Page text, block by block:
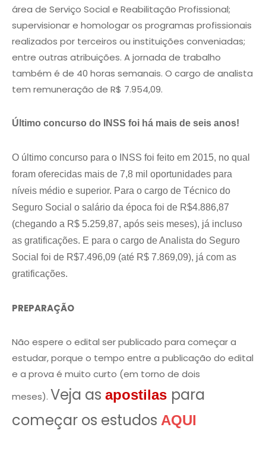
área de Serviço Social e Reabilitação Profissional;
supervisionar e homologar os programas profissionais
realizados por terceiros ou instituições conveniadas;
entre outras atribuições. A jornada de trabalho
também é de 40 horas semanais. O cargo de analista
tem remuneração de R$ 7.954,09.
Último concurso do INSS foi há mais de seis anos!
O último concurso para o INSS foi feito em 2015, no qual
foram oferecidas mais de 7,8 mil oportunidades para
níveis médio e superior. Para o cargo de Técnico do
Seguro Social o salário da época foi de R$4.886,87
(chegando a R$ 5.259,87, após seis meses), já incluso
as gratificações. E para o cargo de Analista do Seguro
Social foi de R$7.496,09 (até R$ 7.869,09), já com as
gratificações.
PREPARAÇÃO
Não espere o edital ser publicado para começar a
estudar, porque o tempo entre a publicação do edital
e a prova é muito curto (em torno de dois
meses). Veja as apostilas para
começar os estudos AQUI